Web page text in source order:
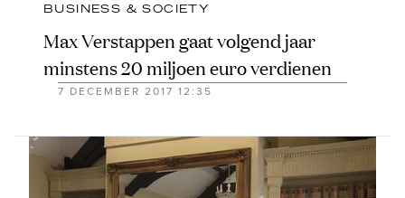
BUSINESS & SOCIETY
Max Verstappen gaat volgend jaar
minstens 20 miljoen euro verdienen
7 DECEMBER 2017 12:35